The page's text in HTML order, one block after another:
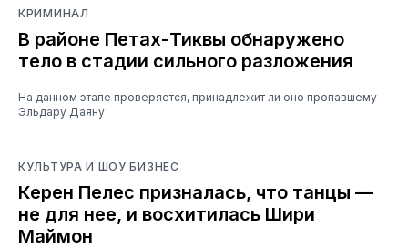
КРИМИНАЛ
В районе Петах-Тиквы обнаружено
тело в стадии сильного разложения
На данном этапе проверяется, принадлежит ли оно пропавшему
Эльдару Даяну
КУЛЬТУРА И ШОУ БИЗНЕС
Керен Пелес призналась, что танцы —
не для нее, и восхитилась Шири
Маймон